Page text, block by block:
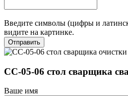
Введите символы (цифры и
видите на картинке.
Отправить
СС-05-06 стол сварщика
Ваше имя